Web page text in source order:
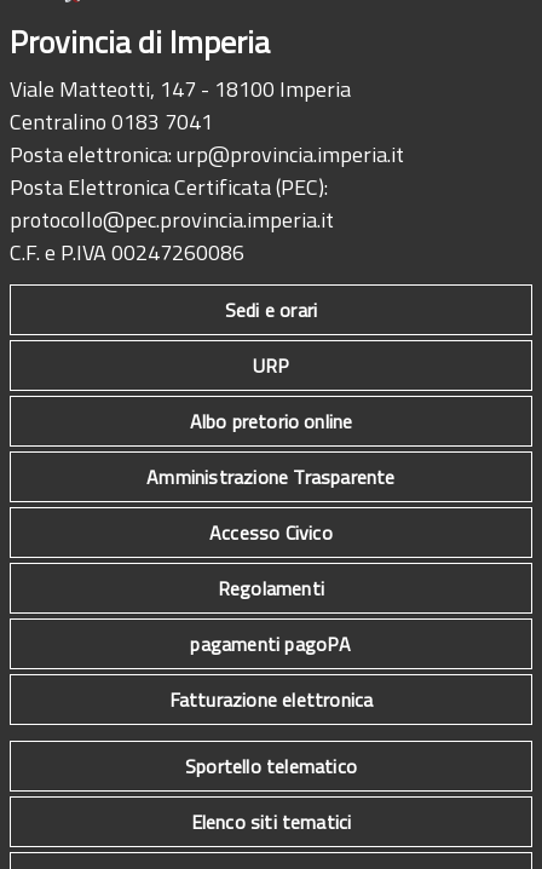
Provincia di Imperia
Viale Matteotti, 147 - 18100 Imperia
Centralino 0183 7041
Posta elettronica:urp@provincia.imperia.it
Posta Elettronica Certificata (PEC):
protocollo@pec.provincia.imperia.it
C.F. e P.IVA 00247260086
Sedi e orari
URP
Albo pretorio online
Amministrazione Trasparente
Accesso Civico
Regolamenti
pagamenti pagoPA
Fatturazione elettronica
Sportello telematico
Elenco siti tematici